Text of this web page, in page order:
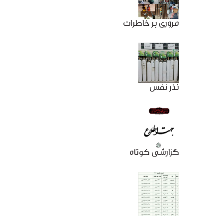
مروری بر خاطرات
نذر نفس
گزارشی کوتاه